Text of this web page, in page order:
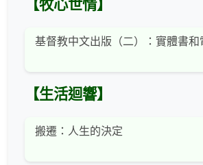
【牧心世情】
基督教中文出版（二）：實體書和
【生活迴響】
搬遷：人生的決定